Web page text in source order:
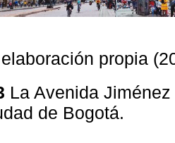
propia
La Avenida
de Bogotá.